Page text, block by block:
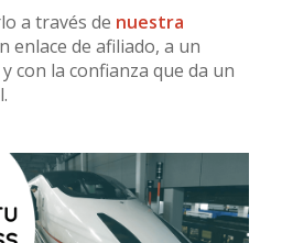
a través de nuestra
enlace de afiliado, a un
con la confianza que da un